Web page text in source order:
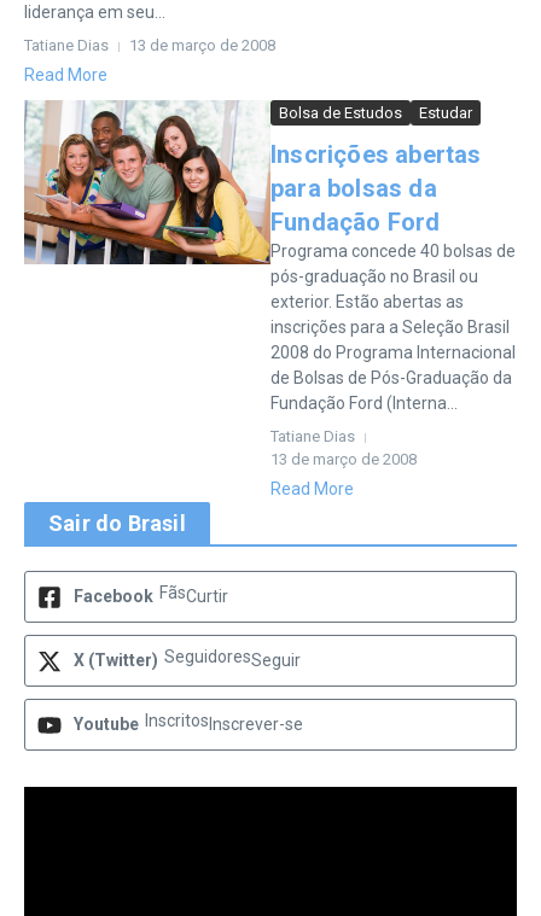
liderança em seu...
Tatiane Dias 13 de março de 2008
Read More
Bolsa de Estudos Estudar
Inscrições abertas
para bolsas da
Fundação Ford
Programa concede 40 bolsas de
pós-graduação no Brasil ou
exterior. Estão abertas as
inscrições para a Seleção Brasil
2008 do Programa Internacional
de Bolsas de Pós-Graduação da
Fundação Ford (Interna...
Tatiane Dias
13 de março de 2008
Read More
Sair do Brasil
Facebook FãsCurtir
X (Twitter) SeguidoresSeguir
Youtube Inscritos Inscrever-se